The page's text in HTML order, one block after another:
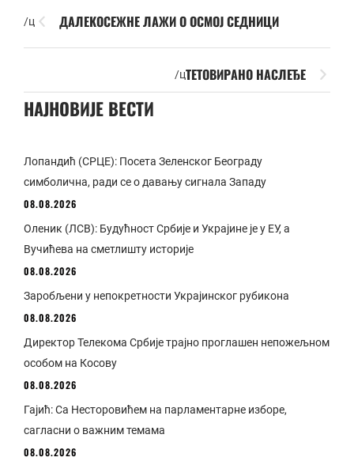
/ц ДАЛЕКОСЕЖНЕ ЛАЖИ О ОСМОЈ СЕДНИЦИ
/цТЕТОВИРАНО НАСЛЕЂЕ
НАЈНОВИЈЕ ВЕСТИ
Лопандић (СРЦЕ): Посета Зеленског Београду
симболична, ради се о давању сигнала Западу
08.08.2026
Оленик (ЛСВ): Будућност Србије и Украјине је у ЕУ, а
Вучићева на сметлишту историје
08.08.2026
Заробљени у непокретности Украјинског рубикона
08.08.2026
Директор Телекома Србије трајно проглашен непожељном
особом на Косову
08.08.2026
Гајић: Са Несторовићем на парламентарне изборе,
сагласни о важним темама
08.08.2026